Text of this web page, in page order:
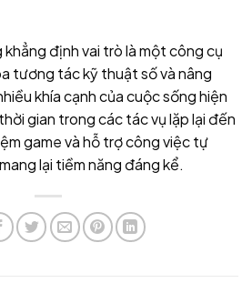
định vai trò là một công cụ
tương tác kỹ thuật số và nâng
khía cạnh của cuộc sống hiện
gian trong các tác vụ lặp lại đến
game và hỗ trợ công việc tự
lại tiềm năng đáng kể.